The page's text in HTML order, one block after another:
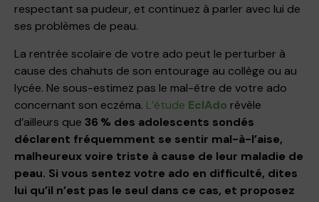
respectant sa pudeur, et continuez à parler avec lui de
ses problèmes de peau.
La rentrée scolaire de votre ado peut le perturber à
cause des chahuts de son entourage au collège ou au
lycée. Ne sous-estimez pas le mal-être de votre ado
concernant son eczéma. L’étude EclAdo révèle
d’ailleurs que 36 % des adolescents sondés
déclarent fréquemment se sentir mal-à-l’aise,
malheureux voire triste à cause de leur maladie de
peau. Si vous sentez votre ado en difficulté, dites
lui qu’il n’est pas le seul dans ce cas, et proposez